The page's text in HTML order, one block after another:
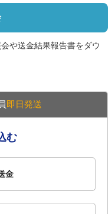
や送金結果報告書をダウ
即日発送
む
金